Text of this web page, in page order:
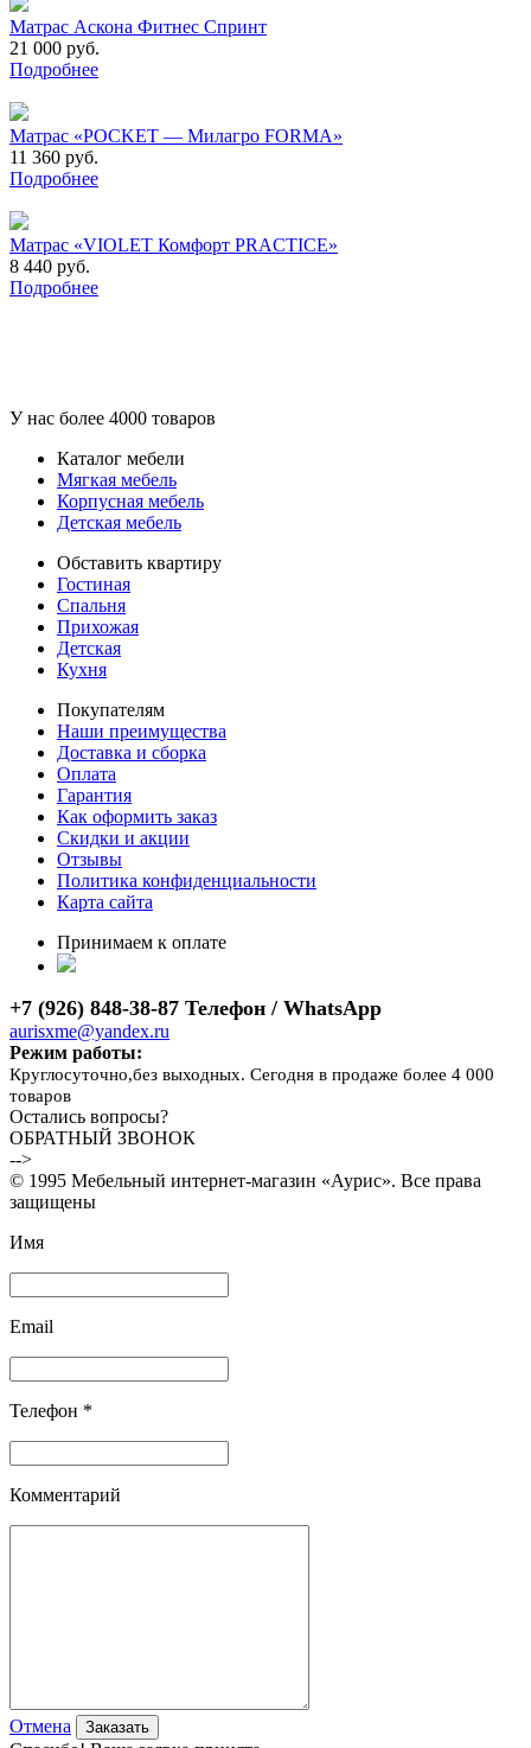
Матрас Аскона Фитнес Спринт
21 000 руб.
Подробнее
Матрас «POCKET — Милагро FORMA»
11 360 руб.
Подробнее
Матрас «VIOLET Комфорт PRACTICE»
8 440 руб.
Подробнее
У нас более 4000 товаров
Каталог мебели
Мягкая мебель
Корпусная мебель
Детская мебель
Обставить квартиру
Гостиная
Спальня
Прихожая
Детская
Кухня
Покупателям
Наши преимущества
Доставка и сборка
Оплата
Гарантия
Как оформить заказ
Скидки и акции
Отзывы
Политика конфиденциальности
Карта сайта
Принимаем к оплате
+7 (926) 848-38-87 Телефон / WhatsApp
aurisxme@yandex.ru
Режим работы:
Круглосуточно,без выходных. Сегодня в продаже более 4 000
товаров
Остались вопросы?
ОБРАТНЫЙ ЗВОНОК
-->
© 1995 Мебельный интернет-магазин «Аурис». Все права
защищены
Имя
Email
Телефон *
Комментарий
Отмена